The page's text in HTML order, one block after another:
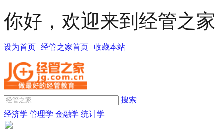
你好，欢迎来到经管之家
设为首页 | 经管之家首页 | 收藏本站
搜索
经济学 管理学 金融学 统计学